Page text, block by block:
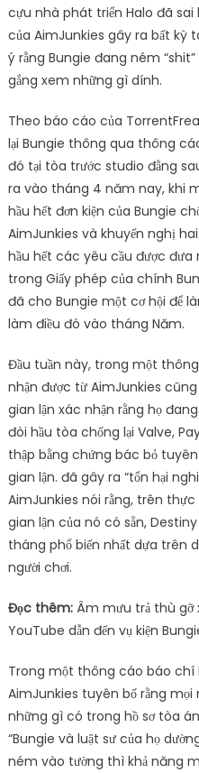
cựu nhà phát triển Halo đã
của AimJunkies gây ra bất kỳ
ý rằng Bungie đang ném
gắng xem những gì dính.
Theo báo cáo của
lại Bungie thông qua thông
đó tại tòa trước studio đằng
ra vào tháng 4 năm nay, khi
hầu hết đơn kiện của Bungie
AimJunkies và khuyến nghị
hầu hết các yêu cầu được đưa
trong Giấy phép của chính
đã cho Bungie một cơ hội để
làm điều đó vào tháng Năm.
Đầu tuần này, trong một
nhận được từ AimJunkies
gian lận xác nhận rằng họ
đòi hầu tòa chống lại Valve,
thập bằng chứng bác bỏ
gian lận. đã gây ra “tổn hại
AimJunkies nói rằng, trên
gian lận của nó có sẵn,
tháng phổ biến nhất dựa trên
người chơi.
Đọc thêm: Âm mưu trả thù gỡ
YouTube dẫn đến vụ kiện
Trong một thông cáo báo chí
AimJunkies tuyên bố rằng mọi
những gì có trong hồ sơ tòa
“Bungie và luật sư của họ
ném vào tường thì khả năng